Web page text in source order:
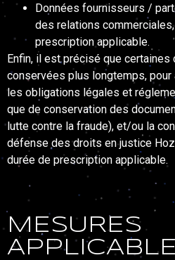
Notre
Nos
Données fournisseurs /
des relations
prescription applicable.
Enfin, il est précisé que
conservées plus longtemps,
les obligations légales et
que de conservation des
lutte contre la fraude), et/ou la
défense des droits en justice
durée de prescription applicable.
MESURES